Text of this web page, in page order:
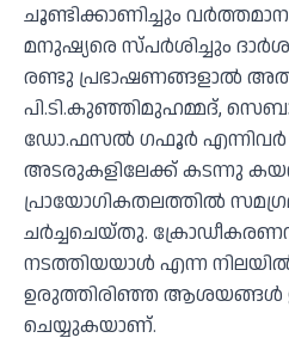
ചൂണ്ടിക്കാണിച്ചും
മനുഷ്യരെ സ്പർശിച്ചും
രണ്ടു പ്രഭാഷണങ്ങളാൽ
പി.ടി.കുഞ്ഞിമുഹമ്മദ്,
ഡോ.ഫസൽ ഗഫൂർ എന്നിവർ
അടരുകളിലേക്ക് കടന്നു
പ്രായോഗികതലത്തിൽ
ചർച്ചചെയ്തു.
നടത്തിയയാൾ എന്ന നിലയിൽ
ഉരുത്തിരിഞ്ഞ ആശയങ്ങൾ
ചെയ്യുകയാണ്.